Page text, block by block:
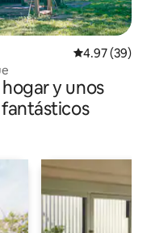
Calificación
4.97 (39)
y unos